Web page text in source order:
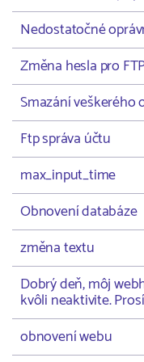
Nedostatočné
Změna hesla pro
Smazání veškerého
Ftp správa účtu
max_input_time
Obnovení databáze
změna textu
Dobrý deň, môj
kvôli neaktivite.
obnovení webu